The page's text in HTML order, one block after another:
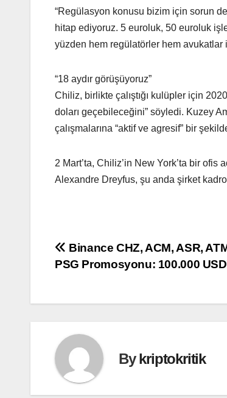
“Regülasyon konusu bizim için sorun
hitap ediyoruz. 5 euroluk, 50 euroluk
yüzden hem regülatörler hem avukatlar
“18 aydır görüşüyoruz”
Chiliz, birlikte çalıştığı kulüpler için
doları geçebileceğini” söyledi. Kuzey
çalışmalarına “aktif ve agresif” bir
2 Mart’ta, Chiliz’in New York’ta bir ofis
Alexandre Dreyfus, şu anda şirket
Yazı
gezinmesi
Binance CHZ, ACM, ASR,
PSG Promosyonu: 100.000
Bykriptokritik